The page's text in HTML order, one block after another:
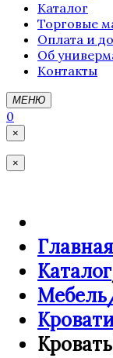
Каталог
Торговые
Оплата и
Об
Контакты
МЕНЮ
0
×
×
Главная
Каталог